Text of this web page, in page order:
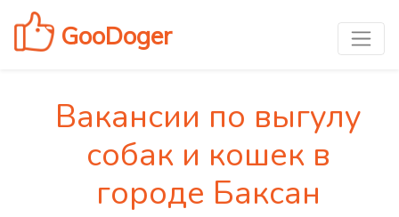
GooDoger
Вакансии по выгулу
собак и кошек в
городе Баксан